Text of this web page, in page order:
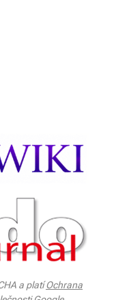
a platíOchrana